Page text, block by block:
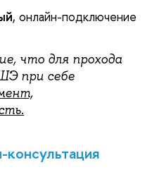
, онлайн-подключение
что для прохода
при себе